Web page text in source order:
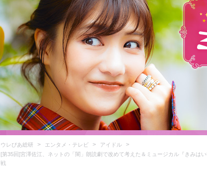
ウレぴあ総研 > エンタメ・テレビ > アイドル >
[第35回]宮澤佐江、ネットの「闇」朗読劇で改めて考えた＆ミュージカル『きみは
戦